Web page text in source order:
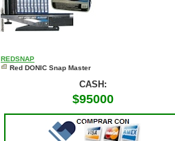
REDSNAP
Red DONIC Snap Master
CASH:
$95000